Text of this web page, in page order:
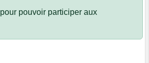
pour pouvoir participer aux